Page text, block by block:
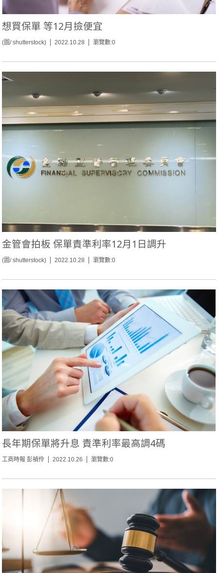
想買保單 等12月撿便宜
(圖/ shutterstock) 2022.10.28 瀏覽數:0
金管會拍板 保單責準利率12月1日調升
(圖/ shutterstock) 2022.10.28 瀏覽數:0
長年期保單將升息 責準利率最高調4碼
工商時報 彭禎伶 2022.10.26 瀏覽數:0